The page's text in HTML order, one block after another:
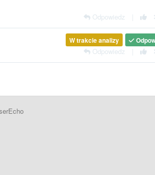
Odpowiedz
W trakcie analizy
Odpowiedz